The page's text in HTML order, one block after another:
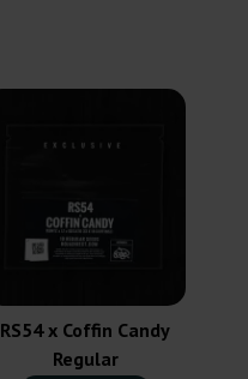
RS54 x Coffin Candy
Regular